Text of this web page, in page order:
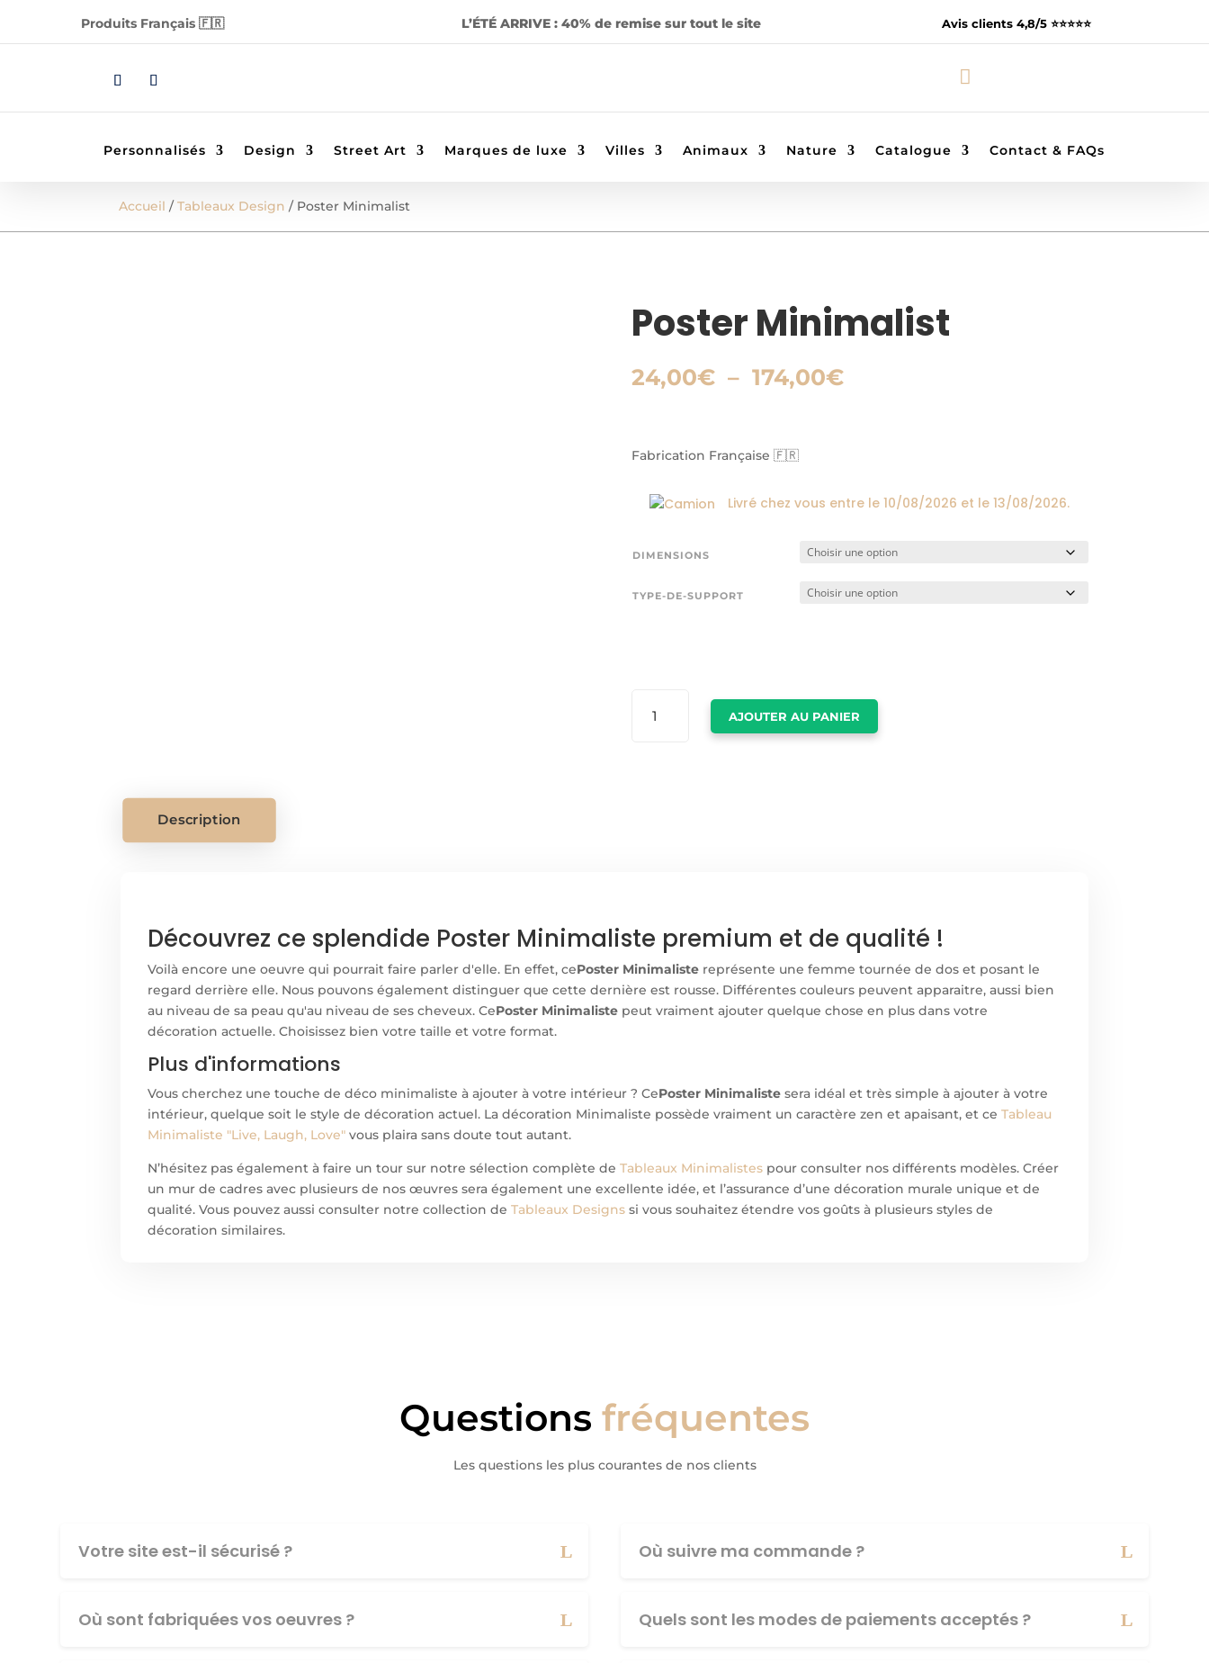
Produits Français 🇫🇷 L’ÉTÉ ARRIVE : 40% de remise sur tout le site Avis clients 4,8/5 ⭐️⭐️⭐️⭐️⭐️

Personnalisés Design Street Art Marques de luxe Villes Animaux Nature Catalogue Contact & FAQs
Accueil /Tableaux Design / Poster Minimalist
Poster Minimalist
24,00€ – 174,00€Plage
Fabrication Française 🇫🇷
Livré chez vous entre le10/08/2026 et le13/08/2026.
DIMENSIONS
TYPE-DE-SUPPORT
AJOUTER AU PANIER
Description
Découvrez ce splendide Poster Minimaliste premium et de qualité !
Voilà encore une oeuvre qui pourrait faire parler d'elle. En effet, cePoster Minimaliste représente une femme tournée de dos et posant le
regard derrière elle. Nous pouvons également distinguer que cette dernière est rousse. Différentes couleurs peuvent apparaitre, aussi bien
au niveau de sa peau qu'au niveau de ses cheveux. CePoster Minimaliste peut vraiment ajouter quelque chose en plus dans votre
décoration actuelle. Choisissez bien votre taille et votre format.
Plus d'informations
Vous cherchez une touche de déco minimaliste à ajouter à votre intérieur ? CePoster Minimaliste sera idéal et très simple à ajouter à votre
intérieur, quelque soit le style de décoration actuel. La décoration Minimaliste possède vraiment un caractère zen et apaisant, et ceTableau
Minimaliste "Live, Laugh, Love" vous plaira sans doute tout autant.
N’hésitez pas également à faire un tour sur notre sélection complète deTableaux Minimalistes pour consulter nos différents modèles. Créer
un mur de cadres avec plusieurs de nos œuvres sera également une excellente idée, et l’assurance d’une décoration murale unique et de
qualité. Vous pouvez aussi consulter notre collection deTableaux Designs si vous souhaitez étendre vos goûts à plusieurs styles de
décoration similaires.
Questions fréquentes
Les questions les plus courantes de nos clients
Votre site est-il sécurisé ?
Où sont fabriquées vos oeuvres ?
Où suivre ma commande ?
Quels sont les modes de paiements acceptés ?